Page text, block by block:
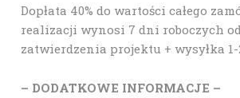
Dopłata 40% do wartości całego
realizacji wynosi 7 dni roboczych
zatwierdzenia projektu + wysyłka 1-
– DODATKOWE INFORMACJE –